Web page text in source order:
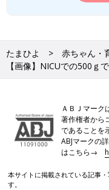
たまひよ 赤ちゃん・
【画像】NICUでの500ｇ
ＡＢＪマーク
著作権者から
であることを
ABJマークの
はこちら→
本サイトに掲載されている記事
す。